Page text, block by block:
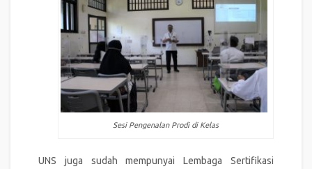
Sesi Pengenalan Prodi di Kelas
UNS juga sudah mempunyai Lembaga Sertifikasi